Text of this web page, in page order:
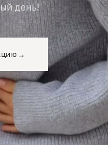
день!
→